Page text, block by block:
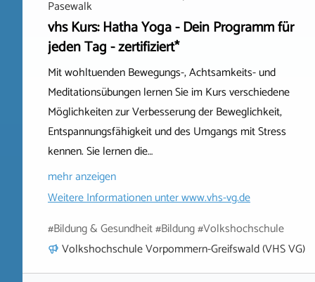
Pasewalk
vhs Kurs: Hatha Yoga - Dein Programm für
jeden Tag - zertifiziert*
Mit wohltuenden Bewegungs-, Achtsamkeits- und
Meditationsübungen lernen Sie im Kurs verschiedene
Möglichkeiten zur Verbesserung der Beweglichkeit,
Entspannungsfähigkeit und des Umgangs mit Stress
kennen. Sie lernen die…
mehr anzeigen
Weitere Informationen unterwww.vhs-vg.de
#Bildung & Gesundheit #Bildung #Volkshochschule
Volkshochschule Vorpommern-Greifswald (VHS VG)